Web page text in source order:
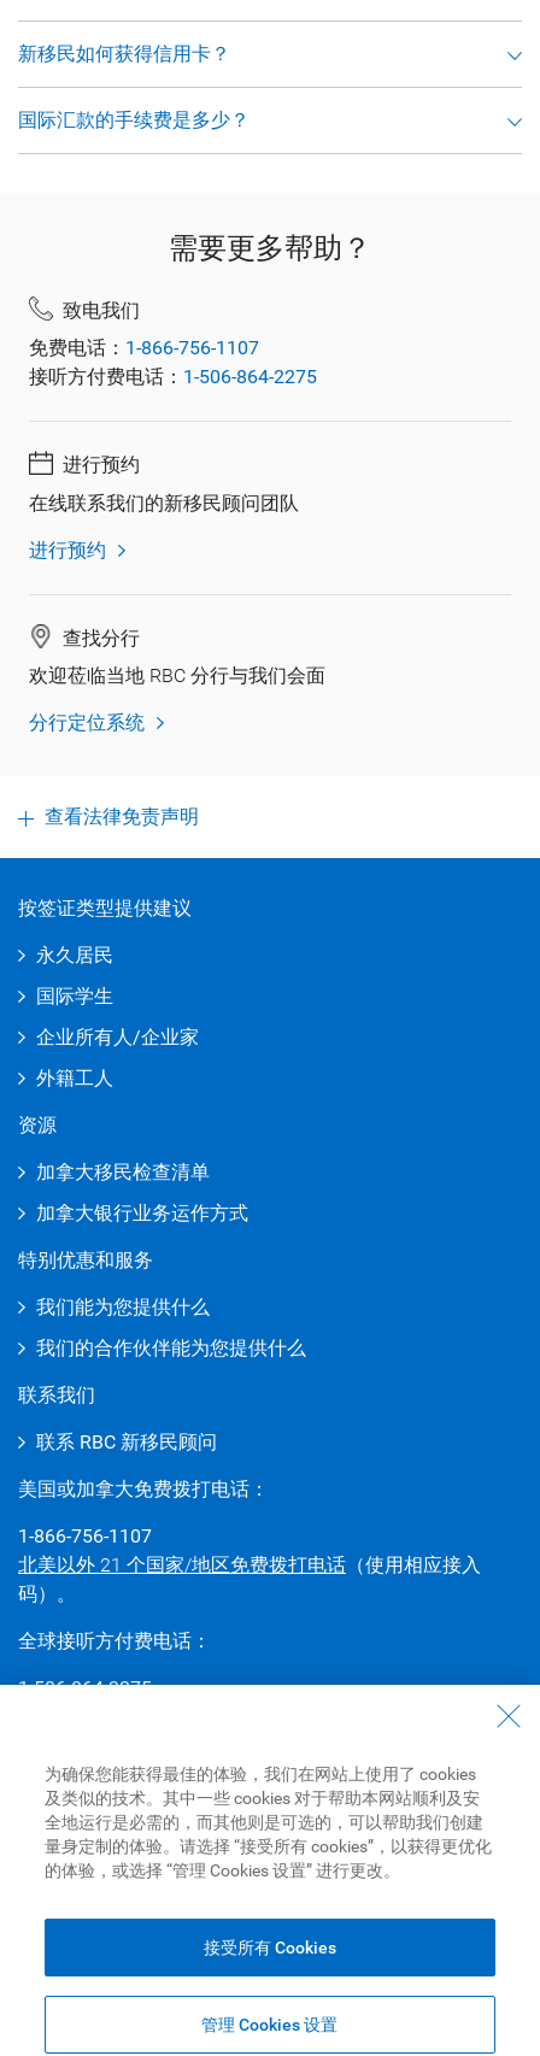
新移民如何获得信用卡？
国际汇款的手续费是多少？
需要更多帮助？
致电我们
免费电话： 1-866-756-1107
接听方付费电话： 1-506-864-2275
进行预约
在线联系我们的新移民顾问团队
进行预约
查找分行
欢迎莅临当地 RBC 分行与我们会面
分行定位系统
查看法律免责声明
按签证类型提供建议
永久居民
国际学生
企业所有人/企业家
外籍工人
资源
加拿大移民检查清单
加拿大银行业务运作方式
特别优惠和服务
我们能为您提供什么
我们的合作伙伴能为您提供什么
联系我们
联系 RBC 新移民顾问
美国或加拿大免费拨打电话：
1-866-756-1107
北美以外 21 个国家/地区免费拨打电话 （使用相应接入
码）。
全球接听方付费电话：
1-506-864-2275
若需拨打免费的接听方付费电话，请联系您的电话查号系统
国家/地区的专用拨号代码。
查找分行和进行预约
Top
为确保您能获得最佳的体验，我们在网站上使用了 cookies
及类似的技术。其中一些 cookies 对于帮助本网站顺利及安
全地运行是必需的，而其他则是可选的，可以帮助我们创建
量身定制的体验。请选择 “接受所有 cookies”，以获得更优化
的体验，或选择 “管理 Cookies 设置” 进行更改。
管理 Cookies 设置
接受所有 Cookies